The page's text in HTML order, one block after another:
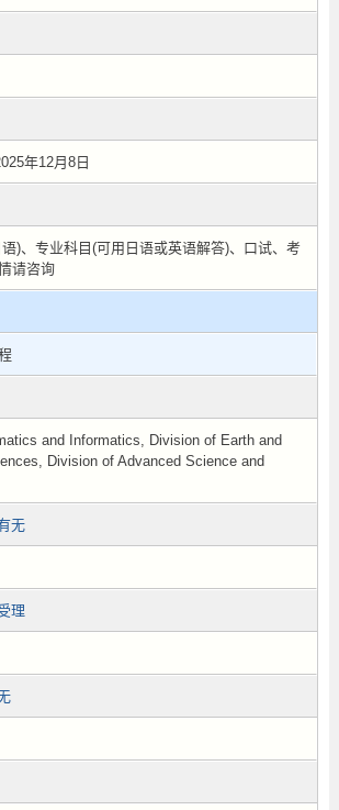
年12月8日
)、专业科目(可用日语或英语解答)、口试、考
请咨询
and Informatics, Division of Earth and
Division of Advanced Science and
无
理